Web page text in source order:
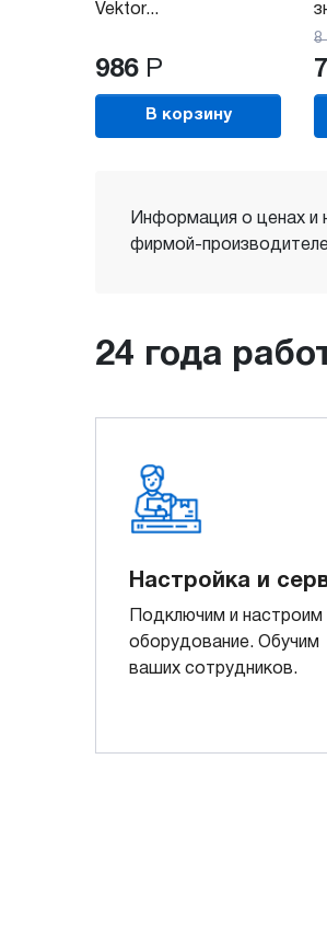
Vektor...
986 Р
В корзину
8
Информация о ценах и
фирмой-
24 года
Настройка и
Подключим и настроим
оборудование. Обучим
ваших сотрудников.